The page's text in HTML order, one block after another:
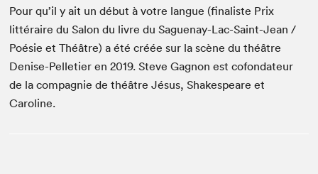
Pour qu’il y ait un début à votre langue (finaliste Prix
littéraire du Salon du livre du Saguenay-Lac-Saint-Jean /
Poésie et Théâtre) a été créée sur la scène du théâtre
Denise-Pelletier en 2019. Steve Gagnon est cofondateur
de la compagnie de théâtre Jésus, Shakespeare et
Caroline.